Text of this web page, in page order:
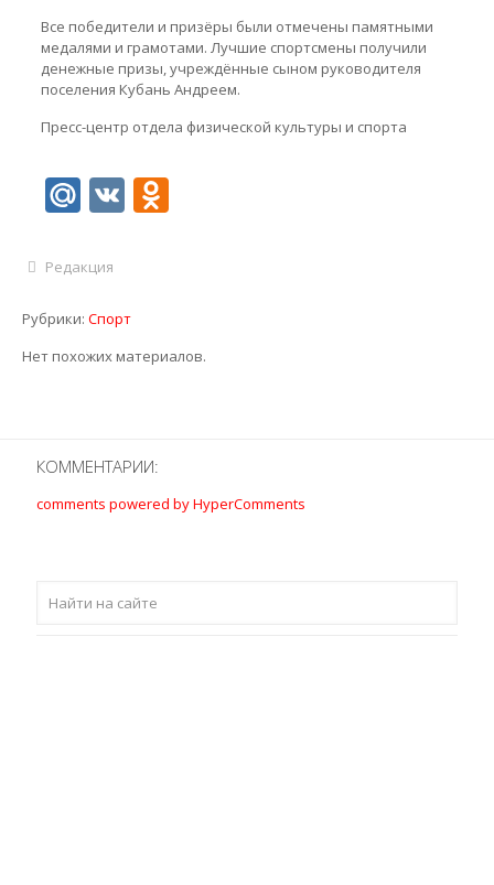
Все победители и призёры были отмечены памятными
медалями и грамотами. Лучшие спортсмены получили
денежные призы, учреждённые сыном руководителя
поселения Кубань Андреем.
Пресс-центр отдела физической культуры и спорта
Mail.Ru
VKOdnoklassniki
Редакция
Рубрики: Спорт
Нет похожих материалов.
КОММЕНТАРИИ:
comments powered by HyperComments